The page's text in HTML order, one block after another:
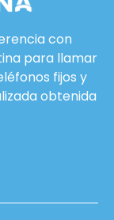
con
para llamar
fijos y
obtenida